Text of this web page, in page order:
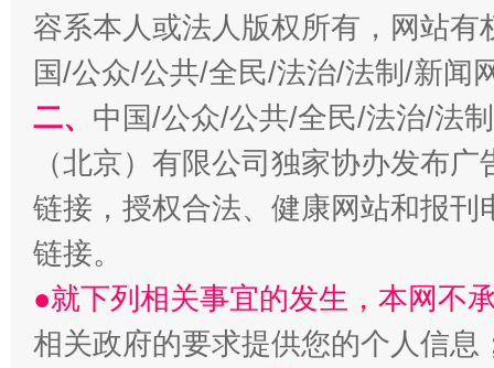
揭开“小金库”的免责幌子
受贿1.44亿！段成刚被判无期 从幼
容系本人或法人版权所有，网站
国/公众/公共/全民/法治/法制/新闻
二、 中国/公众/公共/全民/法治/法
（北京）有限公司独家协办发布
链接，授权合法、健康网站和报
链接。
●就下列相关事宜的发生，本网不
相关政府的要求提供您的个人信息